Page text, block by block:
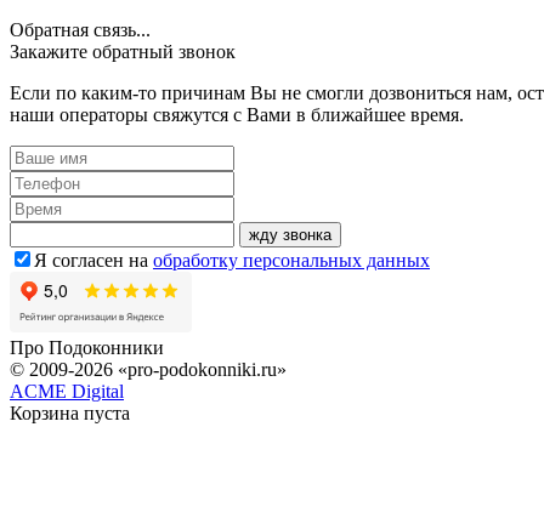
Обратная связь...
Закажите обратный звонок
Если по каким-то причинам Вы не смогли дозвониться нам,
наши операторы свяжутся с Вами в ближайшее время.
жду звонка
Я согласен на обработку персональных данных
Про Подоконники
© 2009-2026 «pro-podokonniki.ru»
ACME Digital
Корзина пуста